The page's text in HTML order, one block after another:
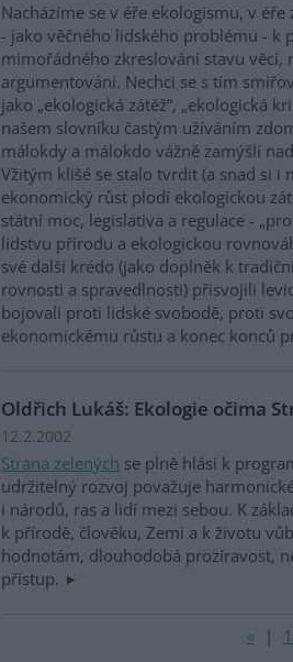
Nacházíme se v éře ekologismu, v
- jako věčného lidského problému - k
mimořádného zkreslování stavu věcí,
argumentování. Nechci se s tím
jako „ekologická zátěž“, „ekologická
našem slovníku častým užíváním
málokdy a málokdo vážně zamýšlí
Vžitým klišé se stalo tvrdit (a snad si i
ekonomický růst plodí ekologickou
státní moc, legislativa a regulace -
lidstvu přírodu a ekologickou
své další krédo (jako doplněk k
rovnosti a spravedlnosti) přisvojili
bojovali proti lidské svobodě, proti
ekonomickému růstu a konec konců
Oldřich Lukáš: Ekologie očima
12.2.2002
Strana zelených se plně hlásí k
udržitelný rozvoj považuje
i národů, ras a lidí mezi sebou. K
k přírodě, člověku, Zemi a k životu
hodnotám, dlouhodobá prozíravost,
přístup.
« | 1